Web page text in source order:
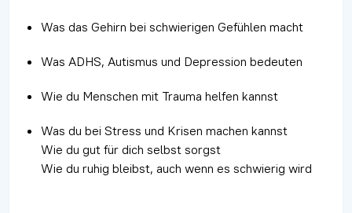
Was das Gehirn bei schwierigen Gefühlen macht
Was ADHS, Autismus und Depression bedeuten
Wie du Menschen mit Trauma helfen kannst
Was du bei Stress und Krisen machen kannst
Wie du gut für dich selbst sorgst
Wie du ruhig bleibst, auch wenn es schwierig wird